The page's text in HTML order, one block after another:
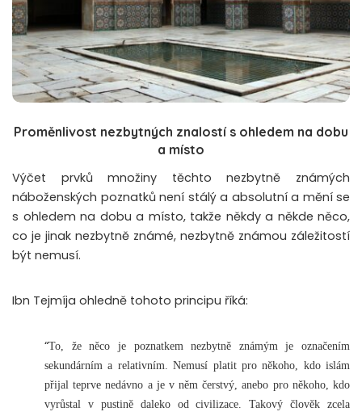
Proměnlivost nezbytných znalostí s ohledem na dobu
a místo
Výčet prvků množiny těchto nezbytně známých
náboženských poznatků není stálý a absolutní a mění se
s ohledem na dobu a místo, takže někdy a někde něco,
co je jinak nezbytně známé, nezbytně známou záležitostí
být nemusí.
Ibn Tejmíja ohledně tohoto principu říká:
“To, že něco je poznatkem nezbytně známým je označením
sekundárním a relativním. Nemusí platit pro někoho, kdo islám
přijal teprve nedávno a je v něm čerstvý, anebo pro někoho, kdo
vyrůstal v pustině daleko od civilizace. Takový člověk zcela